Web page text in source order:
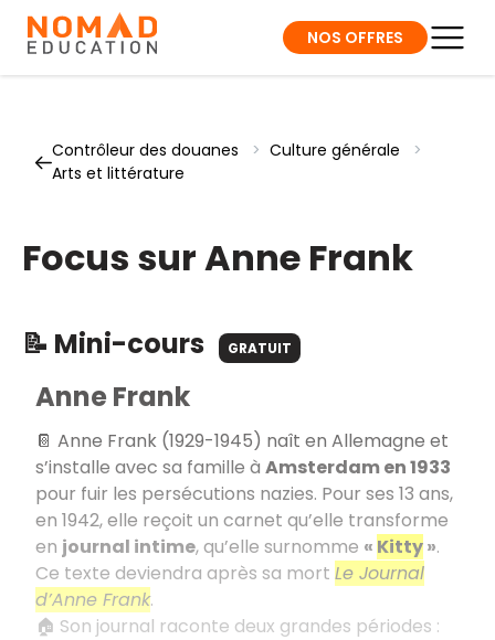
NOS OFFRES
Contrôleur des douanes > Culture générale
>
Arts et littérature
Focus sur Anne Frank
📝 Mini-cours GRATUIT
Anne Frank
📔 Anne Frank (1929-1945) naît en Allemagne et
s’installe avec sa famille à Amsterdam en 1933
pour fuir les persécutions nazies. Pour ses 13 ans,
en 1942, elle reçoit un carnet qu’elle transforme
en journal intime, qu’elle surnomme « Kitty».
Ce texte deviendra après sa mort Le Journal
d’Anne Frank.
🏠 Son journal raconte deux grandes périodes :